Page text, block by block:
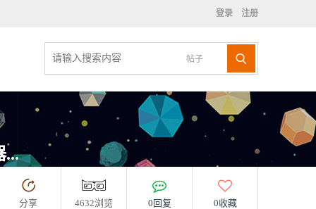
登录 注册
帖子
...
分享 4632浏览 0回复 0收藏